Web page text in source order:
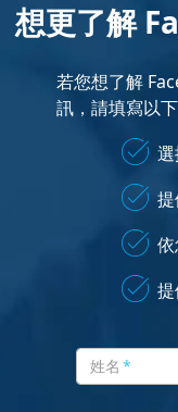
想更了解
若您想了解
訊，請填寫以
姓名 *